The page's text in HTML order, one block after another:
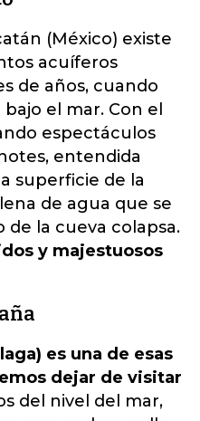
(México) existe
acuíferos
de años, cuando
el mar. Con el
espectáculos
entendida
superficie de la
de agua que se
la cueva colapsa.
y majestuosos
es una de esas
dejar de visitar
del nivel del mar,